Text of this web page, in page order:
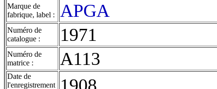
Marque de
fabrique, label :
APGA
Numéro de
catalogue :
1971
Numéro de
matrice :
A113
Date de
l'enregistrement